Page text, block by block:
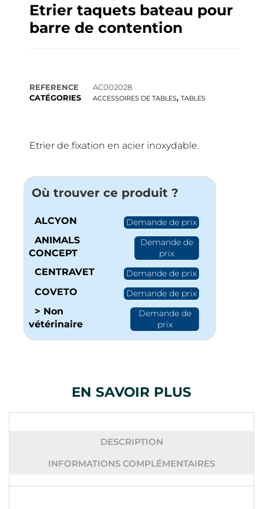
Etrier taquets bateau pour
barre de contention
REFERENCE
AC002028
CATÉGORIES
ACCESSOIRES DE TABLES, TABLES
Etrier de fixation en acier inoxydable.
Où trouver ce produit ?
ALCYON Demande de prix
ANIMALS
CONCEPT
Demande de
prix
CENTRAVET Demande de prix
COVETO Demande de prix
> Non
vétérinaire
Demande de
prix
EN SAVOIR PLUS
DESCRIPTION
INFORMATIONS COMPLÉMENTAIRES